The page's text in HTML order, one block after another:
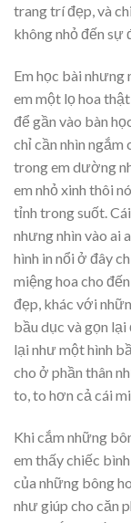
trang trí đẹp, và
không nhỏ đến sự
Em học bài
em một lọ hoa
để gần vào bàn
chỉ cần nhìn ngắm
trong em dường
em nhỏ xinh thôi
tỉnh trong suốt.
nhưng nhìn vào ai
hình in nổi ở đây
miệng hoa cho
đẹp, khác với
bầu dục và gọn lại
lại như một hình
cho ở phần thân
to, to hơn cả cái
Khi cắm những
em thấy chiếc
của những bông
như giúp cho căn